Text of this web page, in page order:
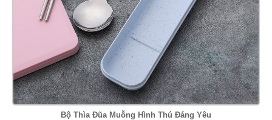
Bộ Thìa Đũa Muỗng Hình Thú Đáng Yêu